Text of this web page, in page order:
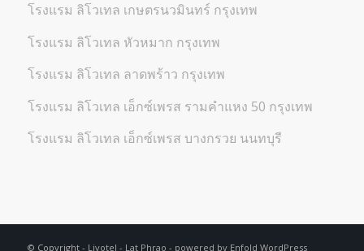
โรงแรม ลิโวเทล เกษตรนวมินทร์ กรุงเทพ
โรงแรม ลิโวเทล หัวหมาก กรุงเทพ
โรงแรม ลิโวเทล ลาดพร้าว กรุงเทพ
โรงแรม ลิโวเทล เอ็กซ์เพรส รามคำแหง 50 กรุงเทพ
โรงแรม ลิโวเทล เอ็กซ์เพรส บางกรวย นนทบุรี
© Copyright - Livotel - Lat Phrao - powered by Enfold WordPress